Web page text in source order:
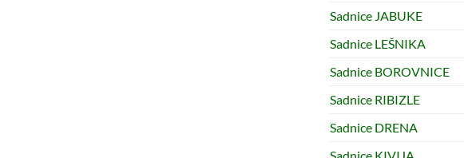
Sadnice JABUKE
Sadnice LEŠNIKA
Sadnice BOROVNICE
Sadnice RIBIZLE
Sadnice DRENA
Sadnice KIVIJA